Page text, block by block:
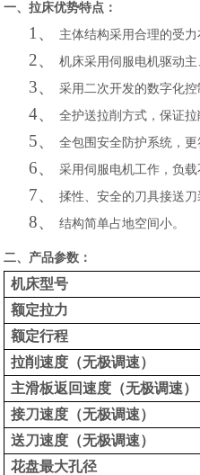
一、 拉床优势特点：
1、 主体结构采用合理的受
2、 机床采用伺服电机驱动
3、 采用二次开发的数字化
4、 全护送拉削方式，保证
5、 全包围安全防护系统，
6、 采用伺服电机工作，负
7、 揉性、安全的刀具接送刀
8、 结构简单占地空间小。
二、 产品参数 ：
机床型号
额定拉力
额定行程
拉削速度（无极调速）
主滑板返回速度（无极调速）
接刀速度（无极调速）
送刀速度（无极调速）
花盘最大孔径